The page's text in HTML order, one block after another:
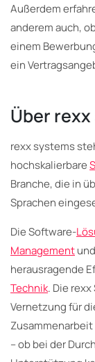
Außerdem
anderem auch,
einem
ein
Über
rexx systems
hochskalierbare
Branche, die in
Sprachen
Die Software-
Management
herausragende
Technik. Die
Vernetzung für
– ob bei der